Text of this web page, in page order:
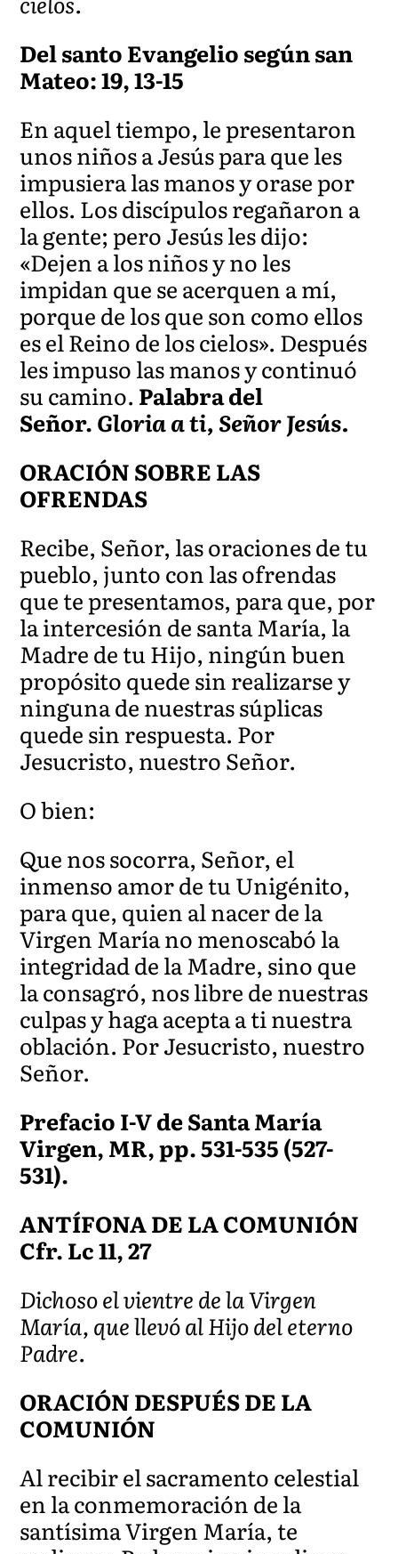
Del santo Evangelio según san
Mateo: 19, 13-15
En aquel tiempo, le presentaron
unos niños a Jesús para que les
impusiera las manos y orase por
ellos. Los discípulos regañaron a
la gente; pero Jesús les dijo:
«Dejen a los niños y no les
impidan que se acerquen a mí,
porque de los que son como ellos
es el Reino de los cielos». Después
les impuso las manos y continuó
su camino. Palabra del
Señor.Gloria a ti, Señor Jesús.
ORACIÓN SOBRE LAS
OFRENDAS
Recibe, Señor, las oraciones de tu
pueblo, junto con las ofrendas
que te presentamos, para que, por
la intercesión de santa María, la
Madre de tu Hijo, ningún buen
propósito quede sin realizarse y
ninguna de nuestras súplicas
quede sin respuesta. Por
Jesucristo, nuestro Señor.
O bien:
Que nos socorra, Señor, el
inmenso amor de tu Unigénito,
para que, quien al nacer de la
Virgen María no menoscabó la
integridad de la Madre, sino que
la consagró, nos libre de nuestras
culpas y haga acepta a ti nuestra
oblación. Por Jesucristo, nuestro
Señor.
Prefacio I-V de Santa María
Virgen, MR, pp. 531-535 (527-
531).
ANTÍFONA DE LA COMUNIÓN
Cfr. Lc 11, 27
Dichoso el vientre de la Virgen
María, que llevó al Hijo del eterno
Padre.
ORACIÓN DESPUÉS DE LA
COMUNIÓN
Al recibir el sacramento celestial
en la conmemoración de la
santísima Virgen María, te